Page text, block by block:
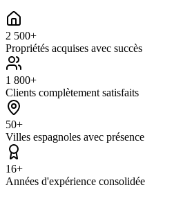
2 500+
Propriétés acquises avec succès
1 800+
Clients complètement satisfaits
50+
Villes espagnoles avec présence
16+
Années d'expérience consolidée